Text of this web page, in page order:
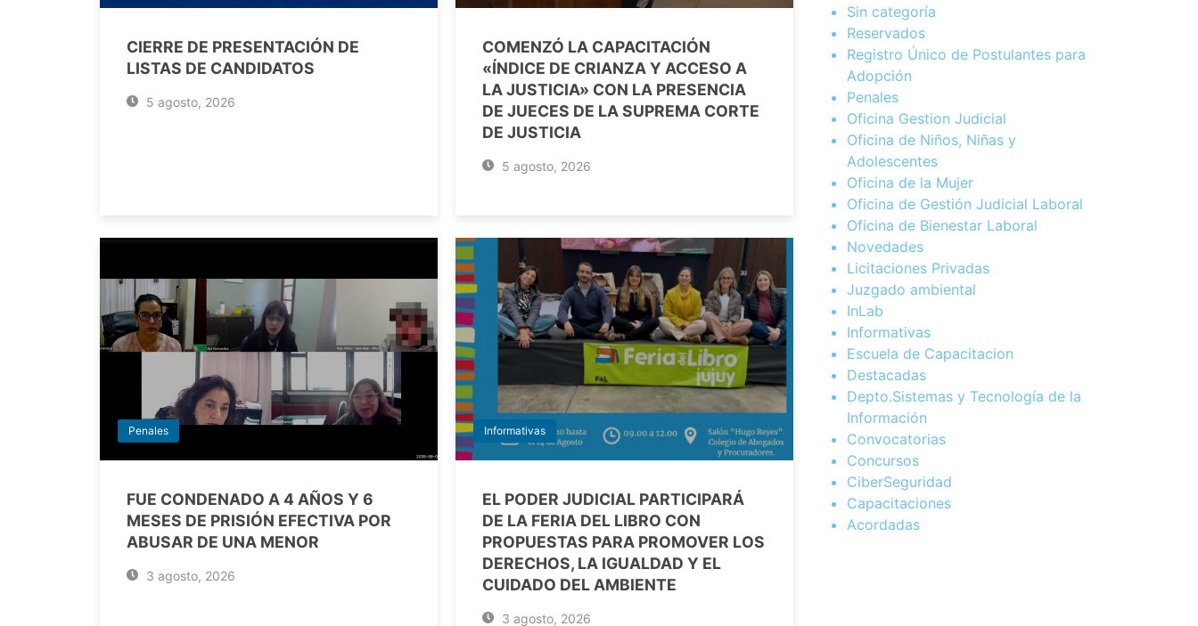
CIERRE DE PRESENTACIÓN DE
LISTAS DE CANDIDATOS
5 agosto, 2026
COMENZÓ LA CAPACITACIÓN
«ÍNDICE DE CRIANZA Y ACCESO A
LA JUSTICIA» CON LA PRESENCIA
DE JUECES DE LA SUPREMA CORTE
DE JUSTICIA
5 agosto, 2026
Penales
FUE CONDENADO A 4 AÑOS Y 6
MESES DE PRISIÓN EFECTIVA POR
ABUSAR DE UNA MENOR
3 agosto, 2026
Informativas
EL PODER JUDICIAL PARTICIPARÁ
DE LA FERIA DEL LIBRO CON
PROPUESTAS PARA PROMOVER LOS
DERECHOS, LA IGUALDAD Y EL
CUIDADO DEL AMBIENTE
3 agosto, 2026
Sin categoría
Reservados
Registro Único de Postulantes para
Adopción
Penales
Oficina Gestion Judicial
Oficina de Niños, Niñas y
Adolescentes
Oficina de la Mujer
Oficina de Gestión Judicial Laboral
Oficina de Bienestar Laboral
Novedades
Licitaciones Privadas
Juzgado ambiental
InLab
Informativas
Escuela de Capacitacion
Destacadas
Depto.Sistemas y Tecnología de la
Información
Convocatorias
Concursos
CiberSeguridad
Capacitaciones
Acordadas